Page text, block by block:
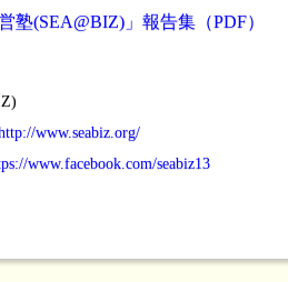
塾(SEA@BIZ)」報告集（PDF）
www.seabiz.org/
www.facebook.com/seabiz13